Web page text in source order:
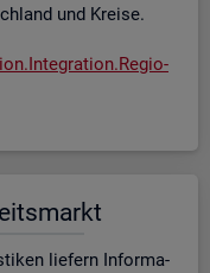
und Krei­se.
lie­fern In­for­ma­